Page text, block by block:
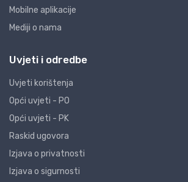
Mobilne aplikacije
Mediji o nama
Uvjeti i odredbe
Uvjeti korištenja
Opći uvjeti - PO
Opći uvjeti - PK
Raskid ugovora
Izjava o privatnosti
Izjava o sigurnosti